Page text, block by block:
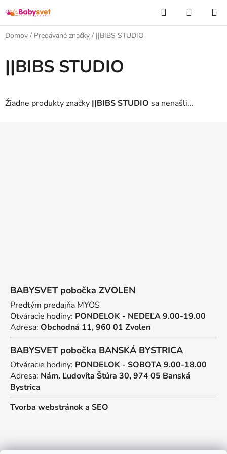
na
obsah
Hľadať
KOŠÍK
Domov / Predávané značky / ||BIBS STUDIO
||BIBS STUDIO
Žiadne produkty značky ||BIBS STUDIO sa nenašli...
BABYSVET pobočka ZVOLEN
Predtým predajňa MYOS
Otváracie hodiny: PONDELOK - NEDEĽA 9.00-19.00
Adresa: Obchodná 11, 960 01 Zvolen
BABYSVET pobočka BANSKÁ BYSTRICA
Otváracie hodiny: PONDELOK - SOBOTA 9.00-18.00
Adresa: Nám. Ľudovíta Štúra 30, 974 05 Banská
Bystrica
Tvorba webstránok a SEO